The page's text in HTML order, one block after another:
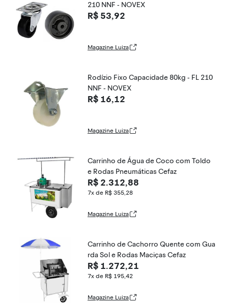
210 NNF - NOVEX
R$ 53,92
Magazine Luiza
Rodízio Fixo Capacidade 80kg - FL 210
NNF - NOVEX
R$ 16,12
Magazine Luiza
Carrinho de Água de Coco com Toldo
e Rodas Pneumáticas Cefaz
R$ 2.312,88
7x de R$ 355,28
Magazine Luiza
Carrinho de Cachorro Quente com Gua
rda Sol e Rodas Maciças Cefaz
R$ 1.272,21
7x de R$ 195,42
Magazine Luiza